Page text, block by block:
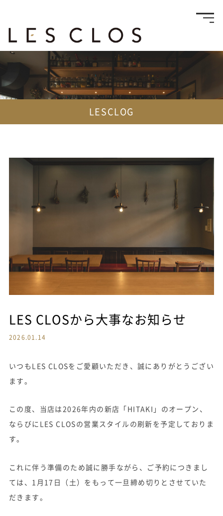
LESCLOG
LES CLOSから大事なお知らせ
2026.01.14
いつもLES CLOSをご愛顧いただき、誠にありがとうござい
ます。
この度、当店は2026年内の新店「HITAKI」のオープン、
ならびにLES CLOSの営業スタイルの刷新を予定しておりま
す。
これに伴う準備のため誠に勝手ながら、ご予約につきまし
ては、1月17日（土）をもって一旦締め切りとさせていた
だきます。